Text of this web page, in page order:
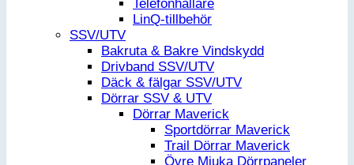
Telefonhållare
LinQ-tillbehör
SSV/UTV
Bakruta & Bakre Vindskydd
Drivband SSV/UTV
Däck & fälgar SSV/UTV
Dörrar SSV & UTV
Dörrar Maverick
Sportdörrar Maverick
Trail Dörrar Maverick
Övre Mjuka Dörrpaneler